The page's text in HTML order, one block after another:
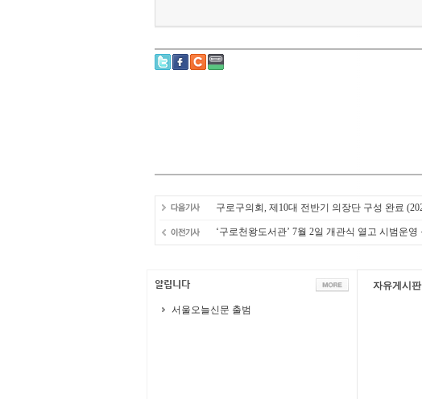
구로구의회, 제10대 전반기 의장단 구성 완료
‘구로천왕도서관’ 7월 2일 개관식 열고 시범운영
서울오늘신문 출범
자유게시판